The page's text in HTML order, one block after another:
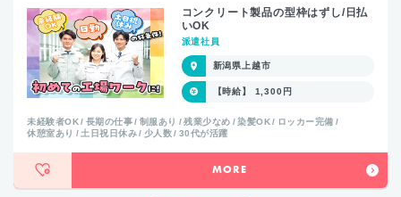
コンクリート製品の型枠はずし/日払
いOK
派遣社員
新潟県上越市
【時給】 1,300円
未経験者OK 長期の仕事 制服あり 残業少なめ 染髪OK
ロッカー完備
休憩室あり
土日祝日休み 少人数 30代が活躍
MORE